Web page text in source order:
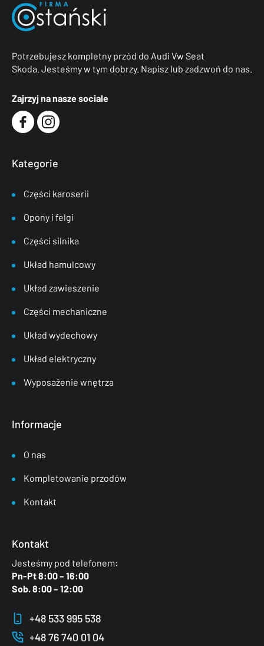
Potrzebujesz kompletny przód do Audi Vw Seat
Skoda. Jesteśmy w tym dobrzy. Napisz lub zadzwoń do nas.
Zajrzyj na nasze sociale
Kategorie
Części karoserii
Opony i felgi
Części silnika
Układ hamulcowy
Układ zawieszenie
Części mechaniczne
Układ wydechowy
Układ elektryczny
Wyposażenie wnętrza
Informacje
O nas
Kompletowanie przodów
Kontakt
Kontakt
Jesteśmy pod telefonem:
Pn-Pt 8:00 – 16:00
Sob. 8:00 – 12:00
+48 533 995 538
+48 76 740 01 04